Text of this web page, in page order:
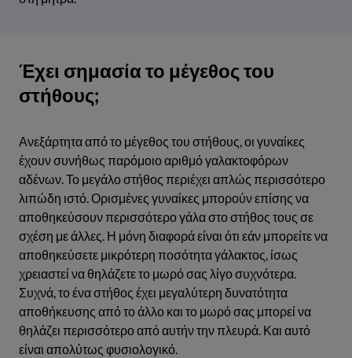
Έχει σημασία το μέγεθος του
στήθους;
Ανεξάρτητα από το μέγεθος του στήθους, οι γυναίκες
έχουν συνήθως παρόμοιο αριθμό γαλακτοφόρων
αδένων. Το μεγάλο στήθος περιέχει απλώς περισσότερο
λιπώδη ιστό. Ορισμένες γυναίκες μπορούν επίσης να
αποθηκεύσουν περισσότερο γάλα στο στήθος τους σε
σχέση με άλλες. Η μόνη διαφορά είναι ότι εάν μπορείτε να
αποθηκεύσετε μικρότερη ποσότητα γάλακτος, ίσως
χρειαστεί να θηλάζετε το μωρό σας λίγο συχνότερα.
Συχνά, το ένα στήθος έχει μεγαλύτερη δυνατότητα
αποθήκευσης από το άλλο και το μωρό σας μπορεί να
θηλάζει περισσότερο από αυτήν την πλευρά. Και αυτό
είναι απολύτως φυσιολογικό.